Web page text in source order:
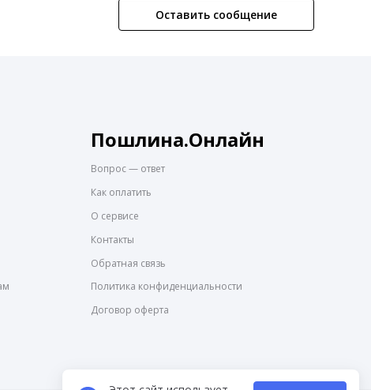
Оставить сообщение
Пошлина.Онлайн
Вопрос — ответ
Как оплатить
О сервисе
Контакты
Обратная связь
Политика конфиденциальности
Договор оферта